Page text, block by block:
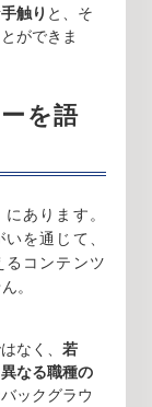
触り と、そ
ができま
を語
あります。
を通じて、
るコンテンツ
。
なく、若
なる職種の
ックグラウ